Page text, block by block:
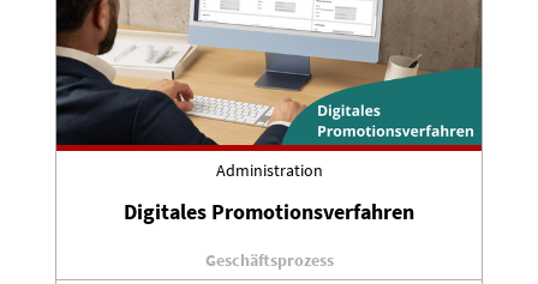
Administration
Digitales Promotionsverfahren
Geschäftsprozess